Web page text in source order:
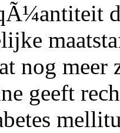
nog meer
geeft